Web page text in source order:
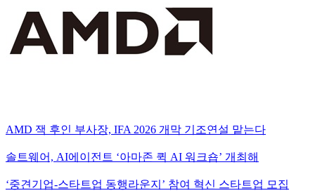
AMD 잭 후인 부사장, IFA 2026 개막 기조연설 맡는다
솔트웨어, AI에이전트 ‘아마존 퀵 AI 워크숍’ 개최해
‘중견기업-스타트업 동행라운지’ 참여 혁신 스타트업 모집